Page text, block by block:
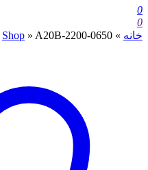
0
0
خانه »
Shop » A20B-2200-0650